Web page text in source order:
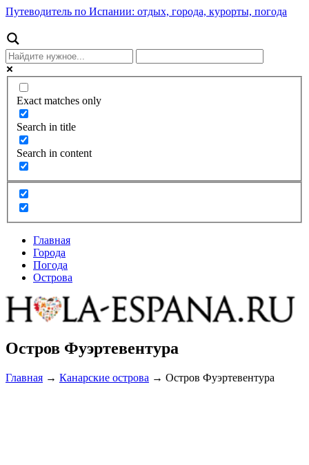
Путеводитель по Испании: отдых, города, курорты, погода
Exact matches only
Search in title
Search in content
Главная
Города
Погода
Острова
Остров Фуэртевентура
Главная → Канарские острова → Остров Фуэртевентура